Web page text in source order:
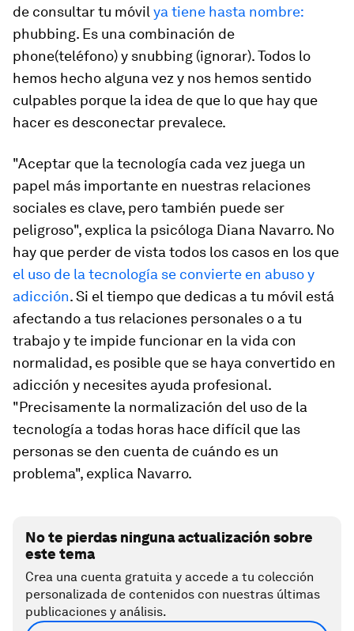
de consultar tu móvil ya tiene hasta nombre:
phubbing. Es una combinación de
phone(teléfono) y snubbing (ignorar). Todos lo
hemos hecho alguna vez y nos hemos sentido
culpables porque la idea de que lo que hay que
hacer es desconectar prevalece.
"Aceptar que la tecnología cada vez juega un
papel más importante en nuestras relaciones
sociales es clave, pero también puede ser
peligroso", explica la psicóloga Diana Navarro. No
hay que perder de vista todos los casos en los que
el uso de la tecnología se convierte en abuso y
adicción. Si el tiempo que dedicas a tu móvil está
afectando a tus relaciones personales o a tu
trabajo y te impide funcionar en la vida con
normalidad, es posible que se haya convertido en
adicción y necesites ayuda profesional.
"Precisamente la normalización del uso de la
tecnología a todas horas hace difícil que las
personas se den cuenta de cuándo es un
problema", explica Navarro.
No te pierdas ninguna actualización sobre
este tema
Crea una cuenta gratuita y accede a tu colección
personalizada de contenidos con nuestras últimas
publicaciones y análisis.